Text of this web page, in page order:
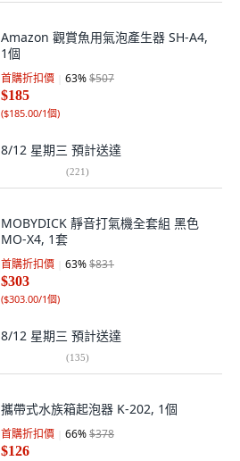
Amazon 觀賞魚用氣泡產生器 SH-A4,
1個
首購折扣價 63%$507
$185
($185.00/1個)
8/12 星期三 預計送達
(221)
MOBYDICK 靜音打氣機全套組 黑色
MO-X4, 1套
首購折扣價 63%$831
$303
($303.00/1個)
8/12 星期三 預計送達
(135)
攜帶式水族箱起泡器 K-202, 1個
首購折扣價 66%$378
$126